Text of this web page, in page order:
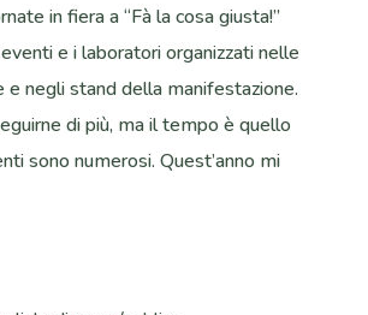
in fiera a “Fà la cosa giusta!”
e i laboratori organizzati nelle
e negli stand della manifestazione.
di più, ma il tempo è quello
sono numerosi. Quest’anno mi